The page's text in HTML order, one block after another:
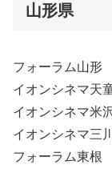
山形県
フォーラム山形
イオンシネマ天
イオンシネマ米
イオンシネマ三川
フォーラム東根